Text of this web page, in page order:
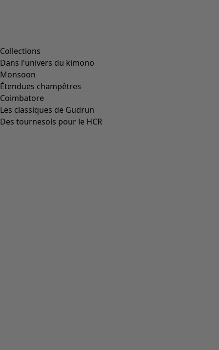
Collections
Dans l'univers du kimono
Monsoon
Étendues champêtres
Coimbatore
Les classiques de Gudrun
Des tournesols pour le HCR